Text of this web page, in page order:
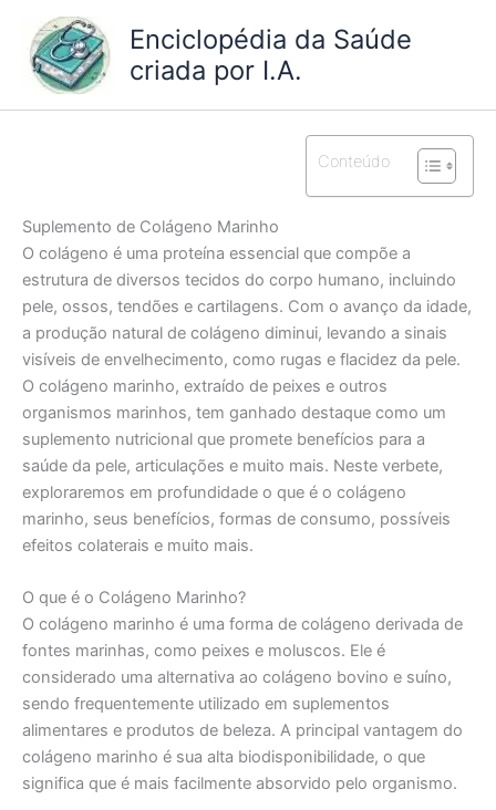
conteúdo
Enciclopédia da Saúde
criada por I.A.
Conteúdo
Suplemento de Colágeno Marinho
O colágeno é uma proteína essencial que compõe a
estrutura de diversos tecidos do corpo humano, incluindo
pele, ossos, tendões e cartilagens. Com o avanço da idade,
a produção natural de colágeno diminui, levando a sinais
visíveis de envelhecimento, como rugas e flacidez da pele.
O colágeno marinho, extraído de peixes e outros
organismos marinhos, tem ganhado destaque como um
suplemento nutricional que promete benefícios para a
saúde da pele, articulações e muito mais. Neste verbete,
exploraremos em profundidade o que é o colágeno
marinho, seus benefícios, formas de consumo, possíveis
efeitos colaterais e muito mais.
O que é o Colágeno Marinho?
O colágeno marinho é uma forma de colágeno derivada de
fontes marinhas, como peixes e moluscos. Ele é
considerado uma alternativa ao colágeno bovino e suíno,
sendo frequentemente utilizado em suplementos
alimentares e produtos de beleza. A principal vantagem do
colágeno marinho é sua alta biodisponibilidade, o que
significa que é mais facilmente absorvido pelo organismo.